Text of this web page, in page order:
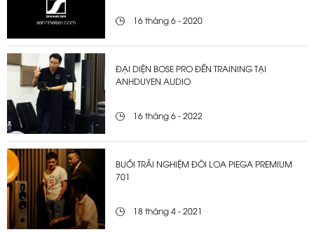
16 tháng 6 - 2020
ĐẠI DIỆN BOSE PRO ĐẾN TRAINING TẠI
ANHDUYEN AUDIO
16 tháng 6 - 2022
BUỔI TRẢI NGHIỆM ĐÔI LOA PIEGA PREMIUM
701
18 tháng 4 - 2021